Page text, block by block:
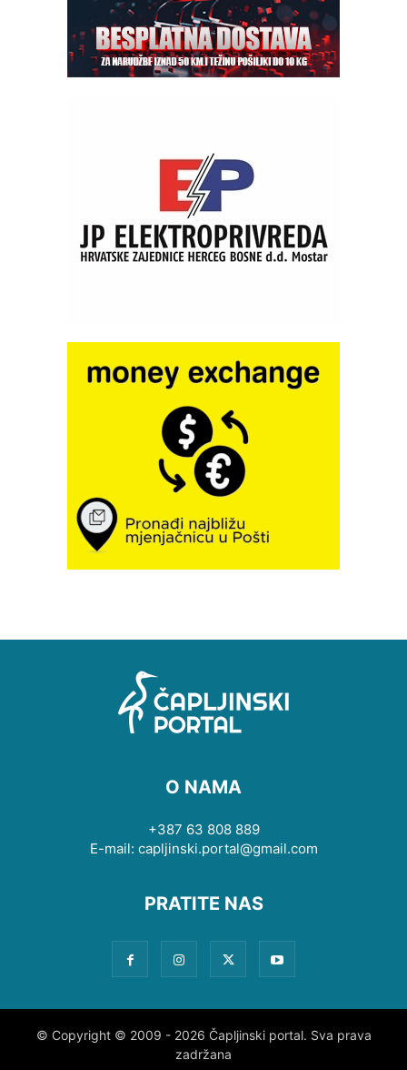
O NAMA
+387 63 808 889
E-mail: capljinski.portal@gmail.com
PRATITE NAS
© Copyright © 2009 - 2026 Čapljinski portal. Sva prava
zadržana